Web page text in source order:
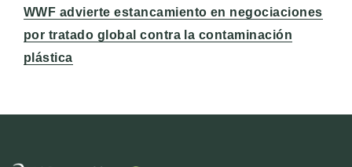
Entrada
siguiente:
WWF advierte estancamiento en negociaciones
por tratado global contra la contaminación
plástica